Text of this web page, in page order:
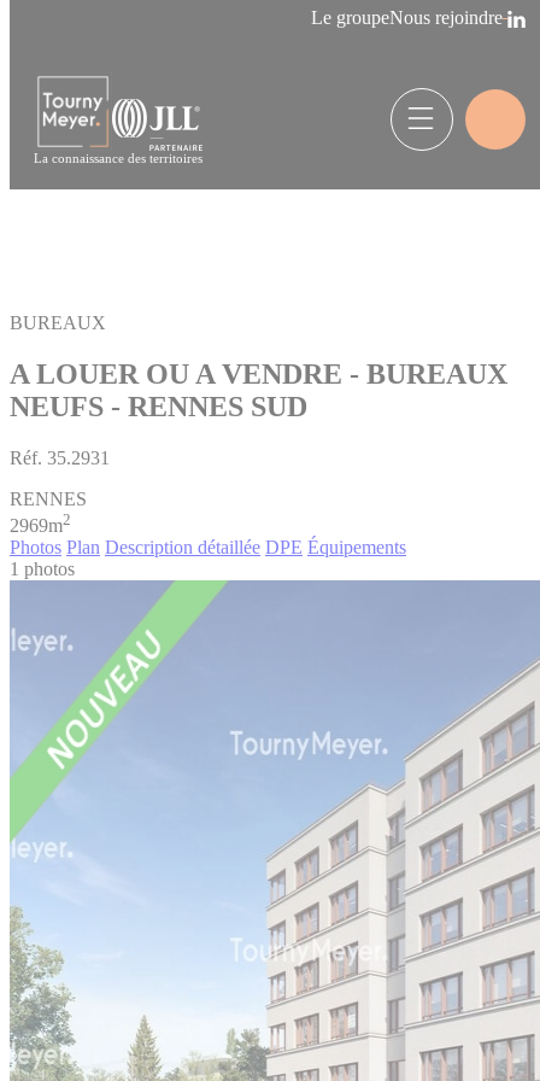
Le groupeNous rejoindre
La connaissance des territoires
BUREAUX
A LOUER OU A VENDRE - BUREAUX
NEUFS - RENNES SUD
Réf. 35.2931
RENNES
2969m2
Photos Plan Description détaillée DPE Équipements
1 photos